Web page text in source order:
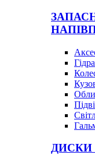
ДИСКИ